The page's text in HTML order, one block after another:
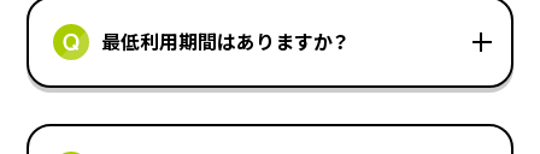
最低利用期間はありますか？